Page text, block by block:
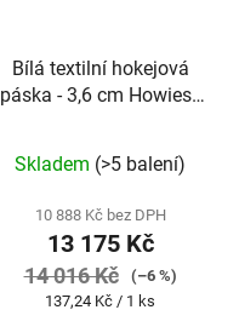
Bílá textilní hokejová
páska - 3,6 cm Howies |
Skladem (>5 balení)
10 888 Kč bez DPH
13 175 Kč
14 016 Kč
(–6 %)
Měrná
137,24 Kč / 1 ks